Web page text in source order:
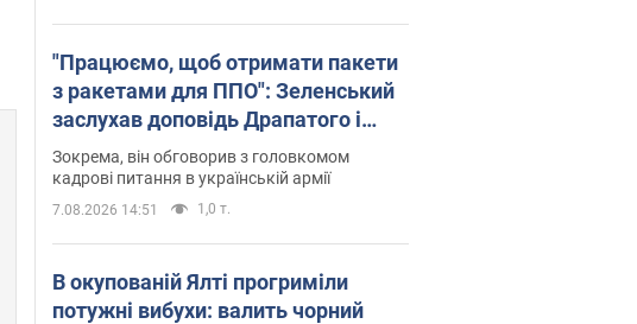
"Працюємо, щоб отримати пакети
з ракетами для ППО": Зеленський
заслухав доповідь Драпатого і
анонсував нові кроки
Зокрема, він обговорив з головкомом
кадрові питання в українській армії
7.08.2026 14:51 1,0 т.
В окупованій Ялті прогриміли
потужні вибухи: валить чорний